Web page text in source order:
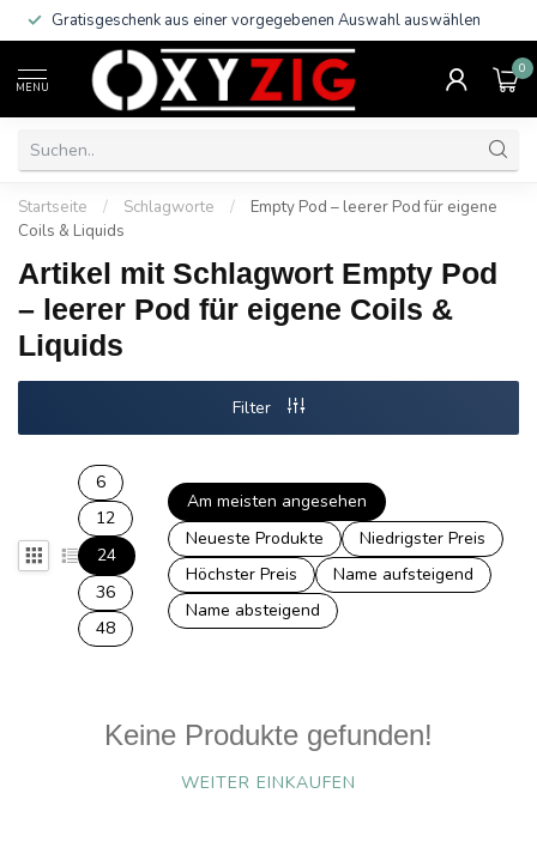
Gratisgeschenk aus einer vorgegebenen Auswahl auswählen
MENU
0
Startseite / Schlagworte /
Empty Pod – leerer Pod für eigene
Coils & Liquids
Artikel mit Schlagwort Empty Pod
– leerer Pod für eigene Coils &
Liquids
Filter
6
12
24
36
48
Am meisten angesehen
Neueste Produkte
Niedrigster Preis
Höchster Preis
Name aufsteigend
Name absteigend
Keine Produkte gefunden!
WEITER EINKAUFEN